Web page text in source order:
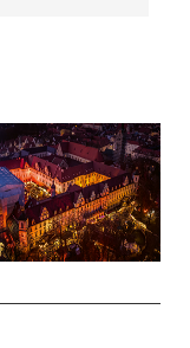
- Anzeige -